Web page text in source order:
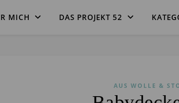
MICH DAS PROJEKT 52
AUS WOLLE &